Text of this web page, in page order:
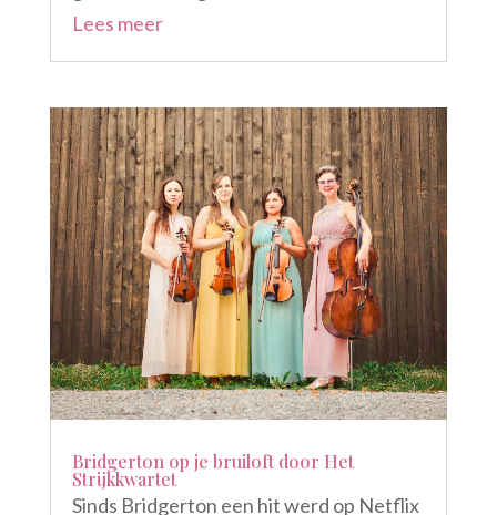
Lees meer
Bridgerton op je bruiloft door Het
Strijkkwartet
Sinds Bridgerton een hit werd op Netflix